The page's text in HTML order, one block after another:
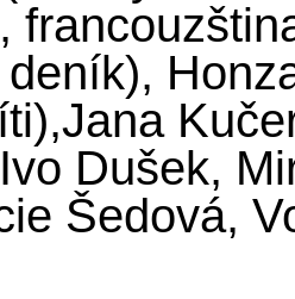
Dušek,
Šedová,